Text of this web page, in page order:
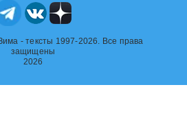
- тексты 1997-2026. Все права
защищены
2026